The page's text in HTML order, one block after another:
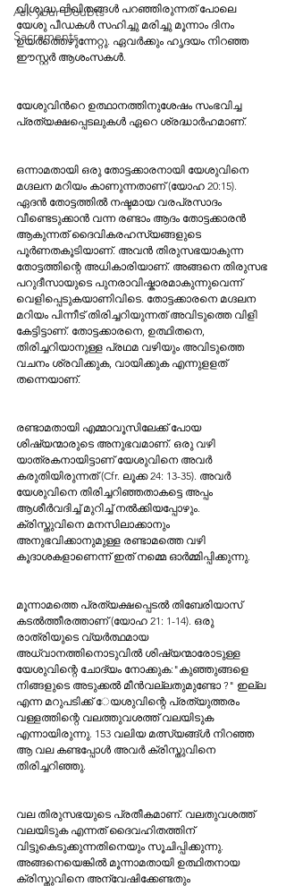
Ask your Doubts
Sacraments
വിശുദ്ധ ലിഖിതങ്ങൾ പറഞ്ഞിരുന്നത് പോലെ
യേശു പീഡകൾ സഹിച്ചു മരിച്ചു മൂന്നാം ദിനം
ഉയർത്തെഴുന്നേറ്റു. ഏവർക്കും ഹൃദയം നിറഞ്ഞ
ഈസ്റ്റർ ആശംസകൾ.
യേശുവിൻറെ ഉത്ഥാനത്തിനുശേഷം സംഭവിച്ച
പ്രത്യക്ഷപ്പെടലുകൾ ഏറെ ശ്രദ്ധാർഹമാണ്.
ഒന്നാമതായി ഒരു തോട്ടക്കാരനായി യേശുവിനെ
മഗ്ദലന മറിയം കാണുന്നതാണ് (യോഹ 20:15).
ഏദൻ തോട്ടത്തിൽ നഷ്ടമായ വരപ്രസാദം
വീണ്ടെടുക്കാൻ വന്ന രണ്ടാം ആദം തോട്ടക്കാരൻ
ആകുന്നത് ദൈവികരഹസ്യങ്ങളുടെ
പൂർണതകൂടിയാണ്. അവൻ തിരുസഭയാകുന്ന
തോട്ടത്തിന്റെ അധികാരിയാണ്. അങ്ങനെ തിരുസഭ
പറുദീസായുടെ പുനരാവിഷ്കാരമാകുന്നുവെന്ന്
വെളിപ്പെടുകയാണിവിടെ. തോട്ടക്കാരനെ മഗ്ദലന
മറിയം പിന്നീട് തിരിച്ചറിയുന്നത് അവിടുത്തെ വിളി
കേട്ടിട്ടാണ്. തോട്ടക്കാരനെ, ഉത്ഥിതനെ,
തിരിച്ചറിയാനുള്ള പ്രഥമ വഴിയും അവിടുത്തെ
വചനം ശ്രവിക്കുക, വായിക്കുക എന്നുളളത്
തന്നെയാണ്.
രണ്ടാമതായി എമ്മാവൂസിലേക്ക് പോയ
ശിഷ്യന്മാരുടെ അനുഭവമാണ്. ഒരു വഴി
യാത്രകനായിട്ടാണ് യേശുവിനെ അവർ
കരുതിയിരുന്നത് (Cfr. ലൂക്ക 24: 13-35). അവർ
യേശുവിനെ തിരിച്ചറിഞ്ഞതാകട്ടെ അപ്പം
ആശീർവദിച്ച് മുറിച്ച് നൽക്കിയപ്പോഴും.
ക്രിസ്തുവിനെ മനസിലാക്കാനും
അനുഭവിക്കാനുമുള്ള രണ്ടാമത്തെ വഴി
കൂദാശകളാണെന്ന് ഇത് നമ്മെ ഓർമ്മിപ്പിക്കുന്നു.
മൂന്നാമത്തെ പ്രത്യക്ഷപ്പെടൽ തിബേരിയാസ്
കടൽത്തീരത്താണ് (യോഹ 21: 1-14). ഒരു
രാത്രിയുടെ വ്യർത്ഥമായ
അധ്വാനത്തിനൊടുവിൽ ശിഷ്യന്മാരോടുള്ള
യേശുവിന്റെ ചോദ്യം നോക്കുക:"കുഞ്ഞുങ്ങളെ
നിങ്ങളുടെ അടുക്കൽ മീൻവല്ലതുമുണ്ടോ ?" ഇല്ല
എന്ന മറുപടിക്ക് േയശുവിന്റെ പ്രത്യുത്തരം
വള്ളത്തിന്റെ വലത്തുവശത്ത് വലയിടുക
എന്നായിരുന്നു. 153 വലിയ മത്സ്യങ്ങ്ൾ നിറഞ്ഞ
ആ വല കണ്ടപ്പോൾ അവർ ക്രിസ്തുവിനെ
തിരിച്ചറിഞ്ഞു.
വല തിരുസഭയുടെ പ്രതീകമാണ്. വലതുവശത്ത്
വലയിടുക എന്നത് ദൈവഹിതത്തിന്
വിട്ടുകെടുക്കുന്നതിനെയും സൂചിപ്പിക്കുന്നു.
അങ്ങനെയെങ്കിൽ മൂന്നാമതായി ഉത്ഥിതനായ
ക്രിസ്തുവിനെ അന്വേഷിക്കേണ്ടതും